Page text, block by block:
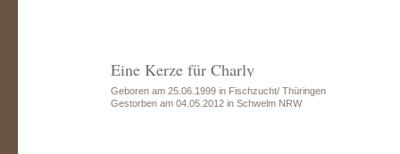
Eine Kerze für Charly
Geboren am 25.06.1999 in Fischzucht/ Thüringen
Gestorben am 04.05.2012 in Schwelm NRW